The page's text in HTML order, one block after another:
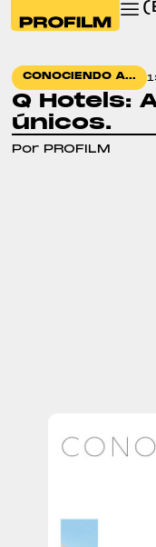
CONOCIENDO A...
Q Hotels:
únicos.
Por PROFILM